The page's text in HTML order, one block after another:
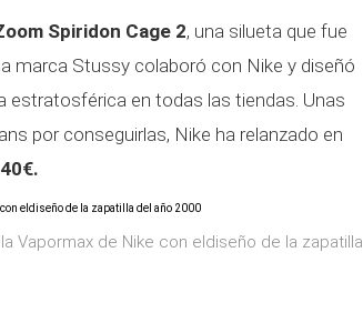
Spiridon Cage 2, una silueta que fue
marca Stussy colaboró con Nike y diseñó
estratosférica en todas las tiendas. Unas
por conseguirlas, Nike ha relanzado en
Vapormax de Nike con eldiseño de la zapatilla